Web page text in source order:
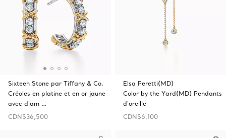
Sixteen Stone par Tiffany & Co.
Créoles en platine et en or jaune
avec diam …
CDN$36,500
Elsa Peretti(MD)
Color by the Yard(MD) Pendants
d'oreille
CDN$6,100